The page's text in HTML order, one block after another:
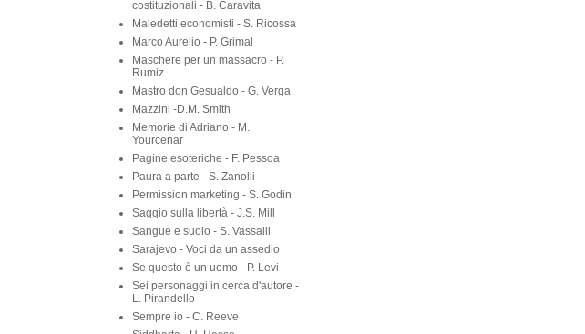
Lo Hobbit - J.R.R. Tolkien
Lo stato seduttore - R. Debray
Magistratura, CSM e principi
costituzionali - B. Caravita
Maledetti economisti - S. Ricossa
Marco Aurelio - P. Grimal
Maschere per un massacro - P.
Rumiz
Mastro don Gesualdo - G. Verga
Mazzini -D.M. Smith
Memorie di Adriano - M.
Yourcenar
Pagine esoteriche - F. Pessoa
Paura a parte - S. Zanolli
Permission marketing - S. Godin
Saggio sulla libertà - J.S. Mill
Sangue e suolo - S. Vassalli
Sarajevo - Voci da un assedio
Se questo è un uomo - P. Levi